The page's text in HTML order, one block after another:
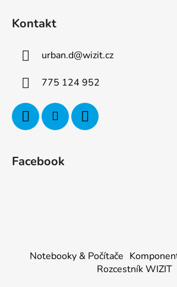
Kontakt
urban.d@wizit.cz
775 124 952
Facebook
Notebooky & Počítače
Rozcestník WIZIT